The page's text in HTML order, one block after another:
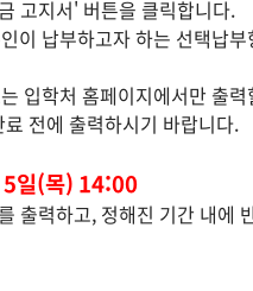
고지서' 버튼을 클릭합니다.
납부하고자 하는 선택납
입학처 홈페이지에서만 출
전에 출력하시기 바랍니다.
5일(목) 14:00
출력하고, 정해진 기간 내에